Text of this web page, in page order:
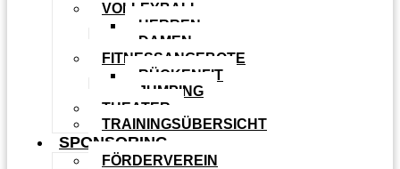
VOLLEYBALL
HERREN
DAMEN
FITNESSANGEBOTE
RÜCKENFIT
JUMPING
THEATER
TRAININGSÜBERSICHT
SPONSORING
FÖRDERVEREIN